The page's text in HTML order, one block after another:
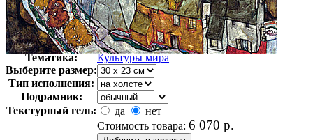
Автор:
Шиле Эгон
Арт-стиль
Экспрессионизм
Тематика:
Культуры мира
Выберите размер:
Тип исполнения:
Подрамник:
Текстурный гель:
да
нет
Стоимость товара: 6 070 р.